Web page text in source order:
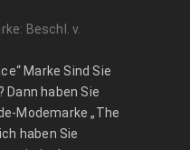
Beschl. v.
Marke Sind Sie
Dann haben Sie
Modemarke „The
haben Sie